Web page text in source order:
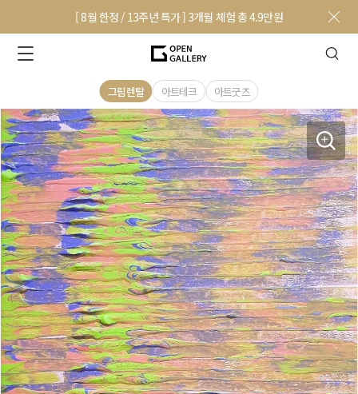
[ 8월 한정 / 13주년 특가 ] 3개월 체험 총 4.9만원
그림렌탈 아트테크 아트굿즈